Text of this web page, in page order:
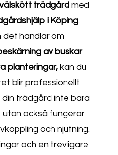
välskött trädgård med
i Köping.
det handlar om
av buskar
planteringar,kan du
blir professionellt
din trädgård inte bara
utan också fungerar
och njutning.
och en trevligare